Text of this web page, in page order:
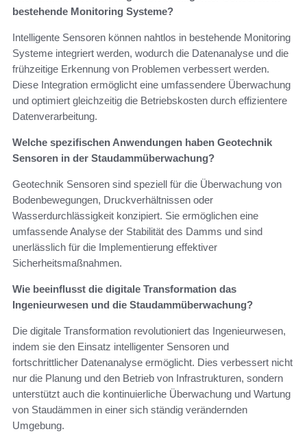
bestehende Monitoring Systeme?
Intelligente Sensoren können nahtlos in bestehende Monitoring
Systeme integriert werden, wodurch die Datenanalyse und die
frühzeitige Erkennung von Problemen verbessert werden.
Diese Integration ermöglicht eine umfassendere Überwachung
und optimiert gleichzeitig die Betriebskosten durch effizientere
Datenverarbeitung.
Welche spezifischen Anwendungen haben Geotechnik
Sensoren in der Staudammüberwachung?
Geotechnik Sensoren sind speziell für die Überwachung von
Bodenbewegungen, Druckverhältnissen oder
Wasserdurchlässigkeit konzipiert. Sie ermöglichen eine
umfassende Analyse der Stabilität des Damms und sind
unerlässlich für die Implementierung effektiver
Sicherheitsmaßnahmen.
Wie beeinflusst die digitale Transformation das
Ingenieurwesen und die Staudammüberwachung?
Die digitale Transformation revolutioniert das Ingenieurwesen,
indem sie den Einsatz intelligenter Sensoren und
fortschrittlicher Datenanalyse ermöglicht. Dies verbessert nicht
nur die Planung und den Betrieb von Infrastrukturen, sondern
unterstützt auch die kontinuierliche Überwachung und Wartung
von Staudämmen in einer sich ständig verändernden
Umgebung.